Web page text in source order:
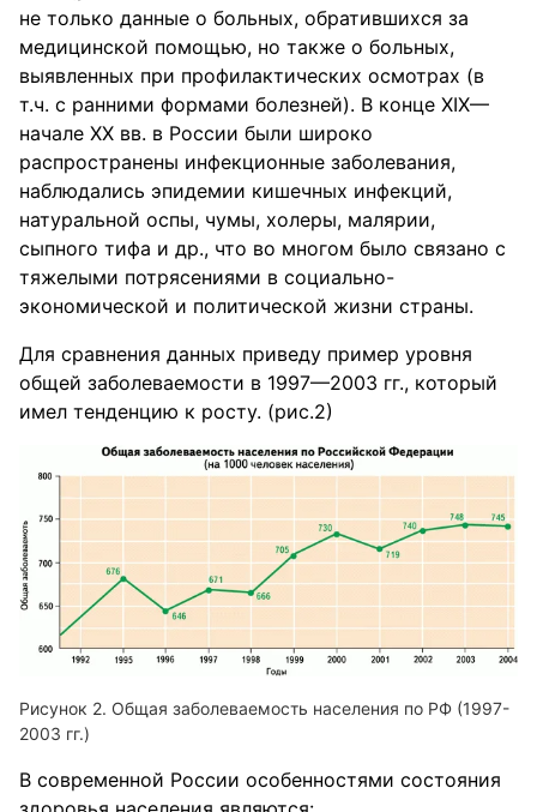
не только данные о больных, обратившихся за
медицинской помощью, но также о больных,
выявленных при профилактических осмотрах (в
т.ч. с ранними формами болезней). В конце XIX—
начале XX вв. в России были широко
распространены инфекционные заболевания,
наблюдались эпидемии кишечных инфекций,
натуральной оспы, чумы, холеры, малярии,
сыпного тифа и др., что во многом было связано с
тяжелыми потрясениями в социально-
экономической и политической жизни страны.
Для сравнения данных приведу пример уровня
общей заболеваемости в 1997—2003 гг., который
имел тенденцию к росту. (рис.2)
Рисунок 2. Общая заболеваемость населения по РФ (1997-
2003 гг.)
В современной России особенностями состояния